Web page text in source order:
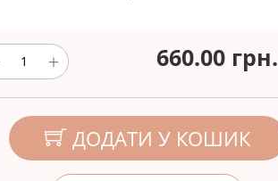
660.00 грн.
ДОДАТИ У КОШИК